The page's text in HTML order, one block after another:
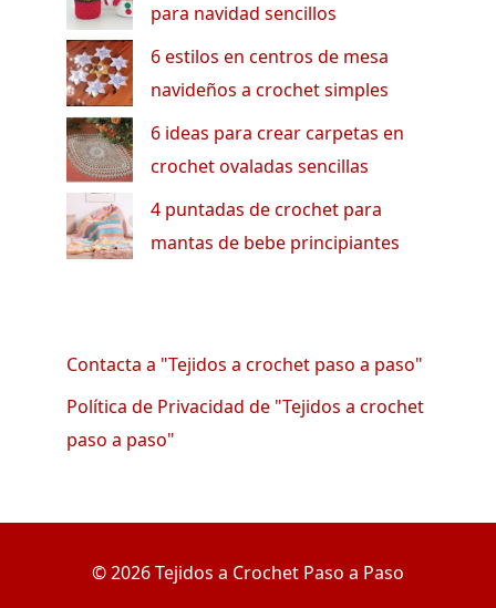
para navidad sencillos
6 estilos en centros de mesa
navideños a crochet simples
6 ideas para crear carpetas en
crochet ovaladas sencillas
4 puntadas de crochet para
mantas de bebe principiantes
Contacta a "Tejidos a crochet paso a paso"
Política de Privacidad de "Tejidos a crochet
paso a paso"
© 2026 Tejidos a Crochet Paso a Paso